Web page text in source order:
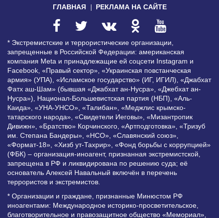
ГЛАВНАЯ РЕКЛАМА НА САЙТЕ
* Экстремистские и террористические организации,
запрещенные в Российской Федерации: американская
компания Meta и принадлежащие ей соцсети Instagram и
Facebook, «Правый сектор», «Украинская повстанческая
армия» (УПА), «Исламское государство» (ИГ, ИГИЛ), «Джабхат
Фатх аш-Шам» (бывшая «Джабхат ан-Нусра», «Джебхат ан-
Нусра»), Национал-Большевистская партия (НБП), «Аль-
Каида», «УНА-УНСО», «Талибан», «Меджлис крымско-
татарского народа», «Свидетели Иеговы», «Мизантропик
Дивижн», «Братство» Корчинского, «Артподготовка», «Тризуб
им. Степана Бандеры», «НСО», «Славянский союз»,
«Формат-18», «Хизб ут-Тахрир», «Фонд борьбы с коррупцией»
(ФБК) – организация-иноагент, признанная экстремистской,
запрещена в РФ и ликвидирована по решению суда; её
основатель Алексей Навальный включён в перечень
террористов и экстремистов.
* Организации и граждане, признанные Минюстом РФ
иноагентами: Международное историко-просветительское,
благотворительное и правозащитное общество «Мемориал»,